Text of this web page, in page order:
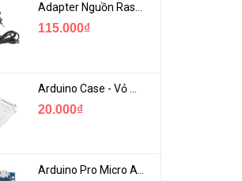
Adapter Nguồn Raspberry 5V 2.5A - USB Micro Có Công Tắc
115.000₫
20.000₫
Arduino Pro Micro ATmega32U4 USB Mini